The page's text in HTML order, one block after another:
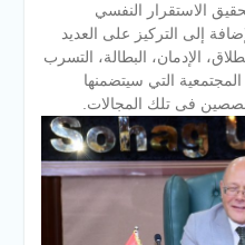
الاستقرار النفسي
إلى التركيز على العديد
الإدمان، البطالة، التسرب
التي سيتضمنها
فى تلك المجالات.